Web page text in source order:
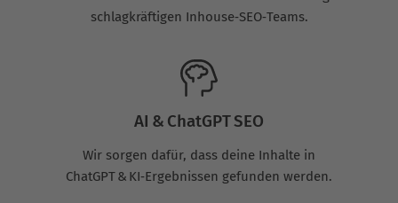
schlagkräftigen Inhouse‑SEO‑Teams.
AI & ChatGPT SEO
Wir sorgen dafür, dass deine Inhalte in
ChatGPT & KI‑Ergebnissen gefunden werden.